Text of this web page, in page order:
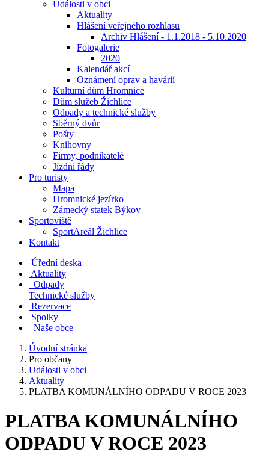
Události v obci
Aktuality
Hlášení veřejného rozhlasu
Archiv Hlášení - 1.1.2018 - 5.10.2020
Fotogalerie
2020
Kalendář akcí
Oznámení oprav a havárií
Kulturní dům Hromnice
Dům služeb Žichlice
Odpady a technické služby
Sběrný dvůr
Pošty
Knihovny
Firmy, podnikatelé
Jízdní řády
Pro turisty
Mapa
Hromnické jezírko
Zámecký statek Býkov
Sportoviště
SportAreál Žichlice
Kontakt
Úřední deska
Aktuality
Odpady
Technické služby
Rezervace
Spolky
Naše obce
Úvodní stránka
Pro občany
Události v obci
Aktuality
PLATBA KOMUNÁLNÍHO ODPADU V ROCE 2023
PLATBA KOMUNÁLNÍHO
ODPADU V ROCE 2023